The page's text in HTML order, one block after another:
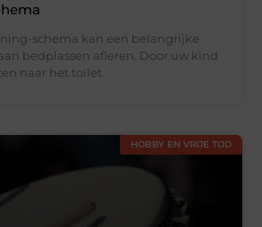
schema kan een belangrijke
bedplassen afleren. Door uw kind
naar het toilet
HOBBY EN VRIJE TIJD